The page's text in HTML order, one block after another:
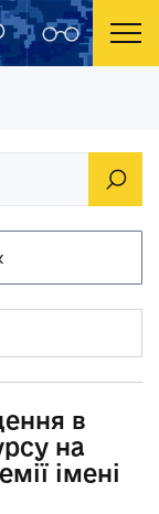
підготовку та
в
на
імені